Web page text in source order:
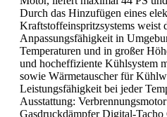
Durch das Hinzufügen eines
Kraftstoffeinspritzsystems weist
Anpassungsfähigkeit in
Temperaturen und in großer
und hocheffiziente Kühlsystem
sowie Wärmetauscher für
Leistungsfähigkeit bei jeder
Ausstattung:
Gasdruckdämpfer Digital-Tacho